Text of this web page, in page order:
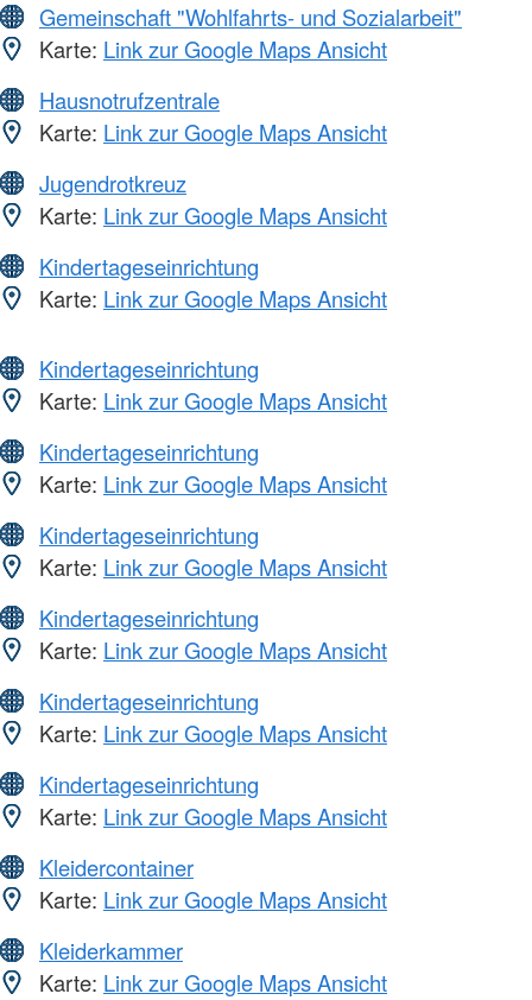
Gemeinschaft "Wohlfahrts- und Sozialarbeit"
Karte: Link zur Google Maps Ansicht
Hausnotrufzentrale
Karte: Link zur Google Maps Ansicht
Jugendrotkreuz
Karte: Link zur Google Maps Ansicht
Kindertageseinrichtung
Karte: Link zur Google Maps Ansicht
Kindertageseinrichtung
Karte: Link zur Google Maps Ansicht
Kindertageseinrichtung
Karte: Link zur Google Maps Ansicht
Kindertageseinrichtung
Karte: Link zur Google Maps Ansicht
Kindertageseinrichtung
Karte: Link zur Google Maps Ansicht
Kindertageseinrichtung
Karte: Link zur Google Maps Ansicht
Kindertageseinrichtung
Karte: Link zur Google Maps Ansicht
Kleidercontainer
Karte: Link zur Google Maps Ansicht
Kleiderkammer
Karte: Link zur Google Maps Ansicht